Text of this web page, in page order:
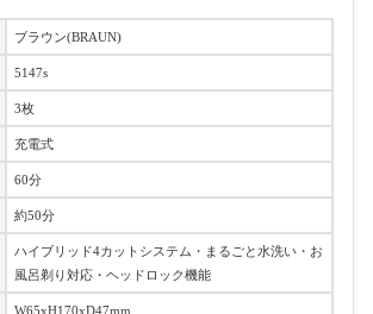
ブラウン(BRAUN)
5147s
3枚
充電式
60分
約50分
ハイブリッド4カットシステム・まるごと水洗い・お
風呂剃り対応・ヘッドロック機能
W65xH170xD47mm